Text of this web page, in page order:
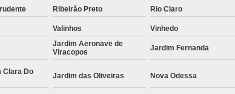
Empresa de Corte e Dobra de
Guarda Corpo com Aço
Guarda Corpo de Tubo
Guarda Corpo Tipo Aço Carbono
Ribeirão Preto Rio Claro
Valinhos Vinhedo
Jardim Aeronave de
Viracopos
Jardim Fernanda
Clara Do
Jardim das Oliveiras Nova Odessa